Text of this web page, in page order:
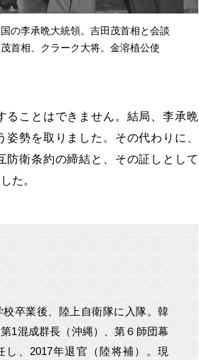
の李承晩大統領。吉田茂首相と会談
首相、クラーク大将。金溶植公使
ることはできません。結局、李承晩
勢を取りました。その代わりに、
衛条約の締結と、その証しとして
た。
校卒業後、陸上自衛隊に入隊。韓
1混成群長（沖縄）、第６師団幕
し、2017年退官（陸将補）。現